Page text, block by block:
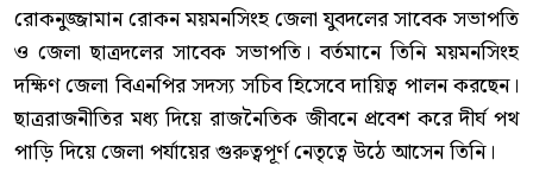
রোকনুজ্জামান রোকন ময়মনসিংহ জেলা যুবদলের সাবেক সভাপতি
ও জেলা ছাত্রদলের সাবেক সভাপতি। বর্তমানে তিনি ময়মনসিংহ
দক্ষিণ জেলা বিএনপির সদস্য সচিব হিসেবে দায়িত্ব পালন করছেন।
ছাত্ররাজনীতির মধ্য দিয়ে রাজনৈতিক জীবনে প্রবেশ করে দীর্ঘ পথ
পাড়ি দিয়ে জেলা পর্যায়ের গুরুত্বপূর্ণ নেতৃত্বে উঠে আসেন তিনি।